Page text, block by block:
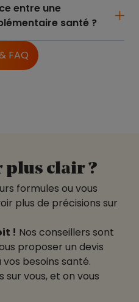
entre une
santé ?
FAQ
plus clair ?
formules ou vous
plus de précisions sur
! Nos conseillers sont
proposer un devis
besoins santé.
sur vous, et on vous